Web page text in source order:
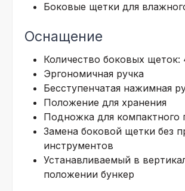
Боковые щетки для
Оснащение
Количество боковых щеток:
Эргономичная ручка
Бесступенчатая нажимная
Положение для хранения
Подножка для компактного
Замена боковой щетки без
инструментов
Устанавливаемый в
положении бункер